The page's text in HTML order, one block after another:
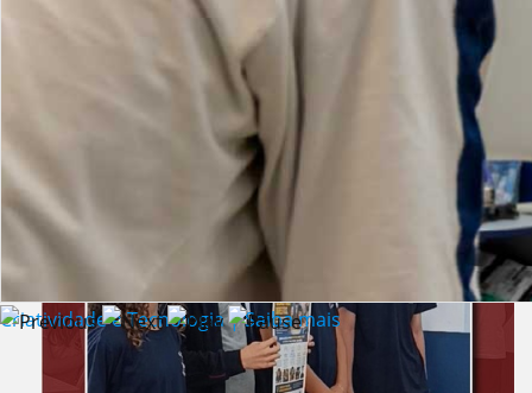
Criatividade e Tecnologia | Saiba mais